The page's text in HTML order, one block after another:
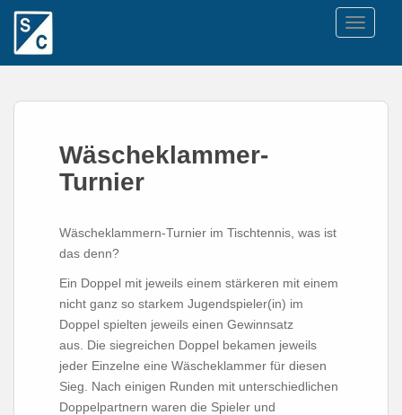
Wäscheklammer-
Turnier
Wäscheklammern-Turnier im Tischtennis, was ist
das denn?
Ein Doppel mit jeweils einem stärkeren mit einem
nicht ganz so starkem Jugendspieler(in) im
Doppel spielten jeweils einen Gewinnsatz
aus. Die siegreichen Doppel bekamen jeweils
jeder Einzelne eine Wäscheklammer für diesen
Sieg. Nach einigen Runden mit unterschiedlichen
Doppelpartnern waren die Spieler und